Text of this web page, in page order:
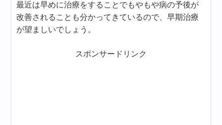
最近は早めに治療をすることでもやもや病の予後が
改善されることも分かってきているので、早期治療
が望ましいでしょう。
スポンサードリンク